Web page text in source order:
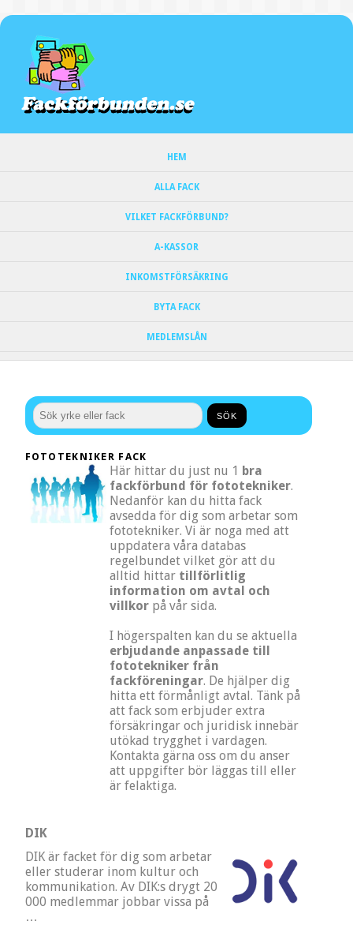
HEM
ALLA FACK
VILKET FACKFÖRBUND?
A-KASSOR
INKOMSTFÖRSÄKRING
BYTA FACK
MEDLEMSLÅN
FOTOTEKNIKER FACK
Här hittar du just nu 1 bra
fackförbund för fototekniker.
Nedanför kan du hitta fack
avsedda för dig som arbetar som
fototekniker. Vi är noga med att
uppdatera våra databas
regelbundet vilket gör att du
alltid hittar tillförlitlig
information om avtal och
villkor på vår sida.
I högerspalten kan du se aktuella
erbjudande anpassade till
fototekniker från
fackföreningar. De hjälper dig
hitta ett förmånligt avtal. Tänk på
att fack som erbjuder extra
försäkringar och juridisk innebär
utökad trygghet i vardagen.
Kontakta gärna oss om du anser
att uppgifter bör läggas till eller
är felaktiga.
DIK
DIK är facket för dig som arbetar
eller studerar inom kultur och
kommunikation. Av DIK:s drygt 20
000 medlemmar jobbar vissa på
…